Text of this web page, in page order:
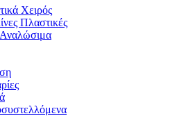
Χειρός
Πλαστικές